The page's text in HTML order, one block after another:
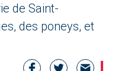
de Saint-
des poneys, et